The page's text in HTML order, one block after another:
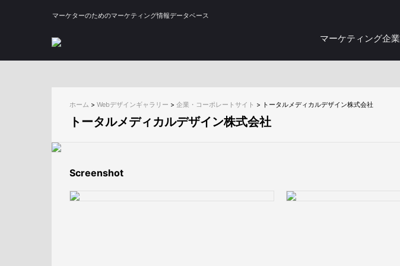
マーケターのためのマーケティング情報データベース
マーケティング企業
ホーム > Webデザインギャラリー > 企業・コーポレートサイト > トータルメディカルデザイン株式会社
トータルメディカルデザイン株式会社
Screenshot